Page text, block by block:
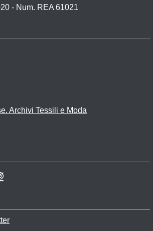
- Num. REA 61021
Archivi Tessili e Moda